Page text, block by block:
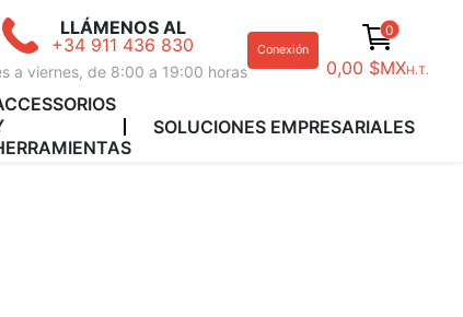
LLÁMENOS AL
+34 911 436 830
a viernes, de 8:00 a 19:00 horas
Conexión
0
0,00 $MXH.T.
SOLUCIONES EMPRESARIALES